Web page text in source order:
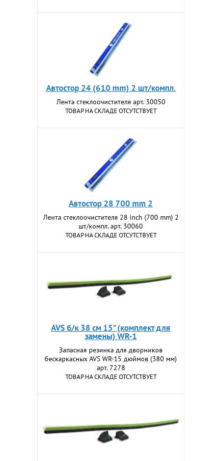
Автостор 24 (610 mm) 2 шт/компл.
Лента стеклоочистителя арт. 30050
ТОВАР НА СКЛАДЕ ОТСУТСТВУЕТ
Автостор 28 700 mm 2
Лента стеклоочистителя 28 inch (700 mm) 2
шт/компл. арт. 30060
ТОВАР НА СКЛАДЕ ОТСУТСТВУЕТ
AVS б/к 38 см 15" (комплект для
замены) WR-1
Запасная резинка для дворников
бескаркасных AVS WR-15 дюймов (380 мм)
арт. 7278
ТОВАР НА СКЛАДЕ ОТСУТСТВУЕТ